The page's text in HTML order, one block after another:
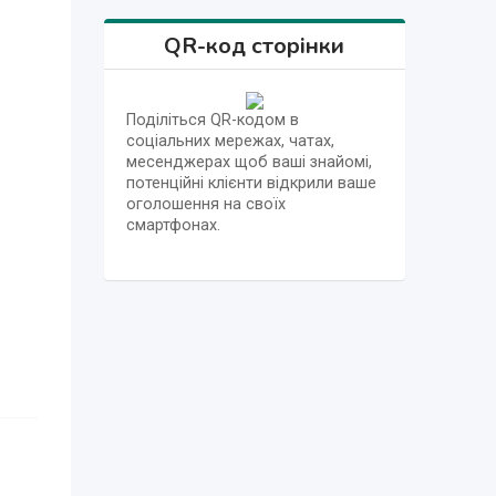
QR-код сторінки
Поділіться QR-кодом в
соціальних мережах, чатах,
месенджерах щоб ваші знайомі,
потенційні клієнти відкрили ваше
оголошення на своїх
смартфонах.